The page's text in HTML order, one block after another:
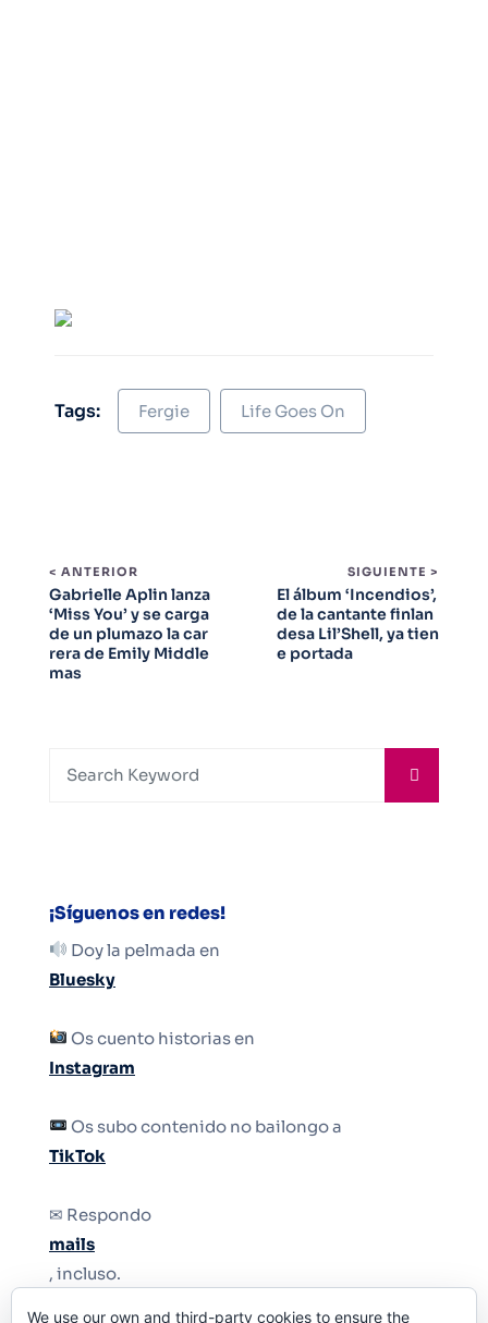
Tags: Fergie Life Goes On
< ANTERIOR
Gabrielle Aplin lanza
‘Miss You’ y se carga
de un plumazo la car
rera de Emily Middle
mas
SIGUIENTE >
El álbum ‘Incendios’,
de la cantante finlan
desa Lil’Shell, ya tien
e portada
¡Síguenos en redes!
Doy la pelmada en
Bluesky
Os cuento historias en
Instagram
Os subo contenido no bailongo a
TikTok
✉ Respondo
mails
, incluso.
Y si una persona no puede tener teléfono, que
We use our own and third-party cookies to ensure the